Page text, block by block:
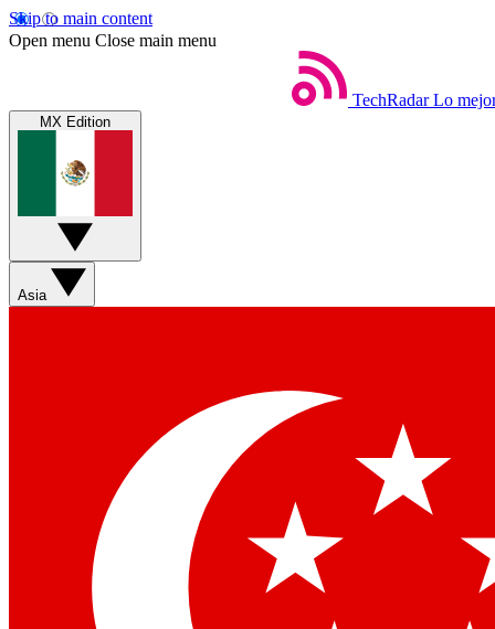
Skip to main content
Open menu Close main menu
TechRadar Lo
MX Edition
Asia